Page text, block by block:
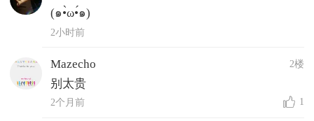
(๑•̀ω•́๑)
2小时前
Mazecho 2楼
别太贵
2个月前 1